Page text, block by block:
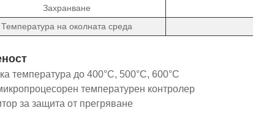
Захранване
Температура на околната среда
температура до 400°C, 500°C, 600°C
температурен контролер
за защита от прегряване